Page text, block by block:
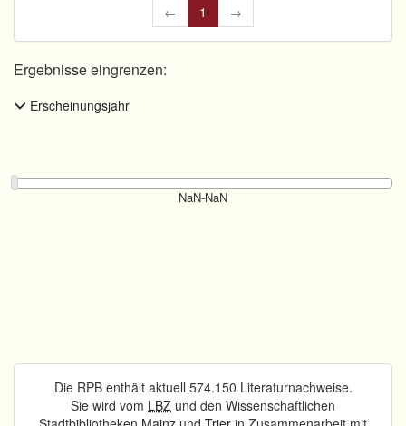
← 1 →
Ergebnisse eingrenzen:
Erscheinungsjahr
Die RPB enthält aktuell 574.150 Literaturnachweise.
Sie wird vom LBZ und den Wissenschaftlichen